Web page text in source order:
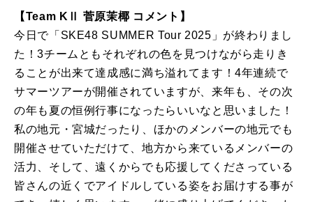
【Team KⅡ 菅原茉椰 コメント】
今日で「SKE48 SUMMER Tour 2025」が終わりまし
た！3チームともそれぞれの色を見つけながら走りき
ることが出来て達成感に満ち溢れてます！4年連続で
サマーツアーが開催されていますが、来年も、その次
の年も夏の恒例行事になったらいいなと思いました！
私の地元・宮城だったり、ほかのメンバーの地元でも
開催させていただけて、地方から来ているメンバーの
活力、そして、遠くからでも応援してくださっている
皆さんの近くでアイドルしている姿をお届けする事が